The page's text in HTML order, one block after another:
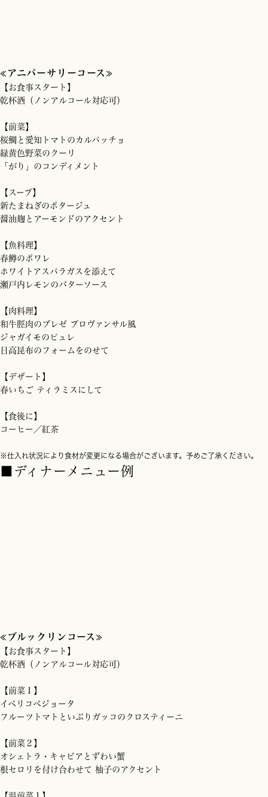
≪アニバーサリーコース≫
【お食事スタート】
乾杯酒（ノンアルコール対応可）
【前菜】
桜鯛と愛知トマトのカルパッチョ
緑黄色野菜のクーリ
「がり」のコンディメント
【スープ】
新たまねぎのポタージュ
醤油麹とアーモンドのアクセント
【魚料理】
春鱒のポワレ
ホワイトアスパラガスを添えて
瀬戸内レモンのバターソース
【肉料理】
和牛脛肉のブレゼ プロヴァンサル風
ジャガイモのピュレ
日高昆布のフォームをのせて
【デザート】
春いちご ティラミスにして
【食後に】
コーヒー／紅茶
※仕入れ状況により食材が変更になる場合がございます。予めご了承ください。
■ディナーメニュー例
≪ブルックリンコース≫
【お食事スタート】
乾杯酒（ノンアルコール対応可）
【前菜１】
イベリコベジョータ
フルーツトマトといぶりガッコのクロスティーニ
【前菜２】
オシェトラ・キャビアとずわい蟹
根セロリを付け合わせて 柚子のアクセント